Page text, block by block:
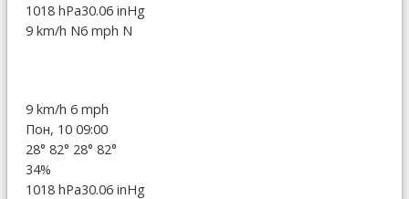
1018 hPa30.06 inHg
9 km/h N6 mph N
9 km/h 6 mph
Пон, 10 09:00
28° 82° 28° 82°
34%
1018 hPa30.06 inHg